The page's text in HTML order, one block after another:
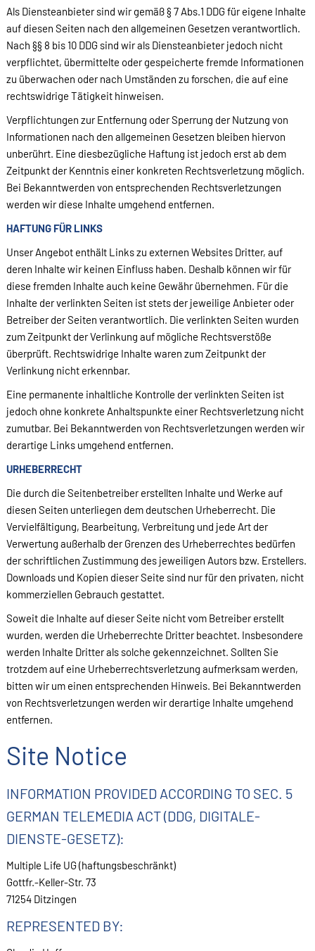
Als Diensteanbieter sind wir gemäß § 7 Abs.1 DDG für eigene Inhalte
auf diesen Seiten nach den allgemeinen Gesetzen verantwortlich.
Nach §§ 8 bis 10 DDG sind wir als Diensteanbieter jedoch nicht
verpflichtet, übermittelte oder gespeicherte fremde Informationen
zu überwachen oder nach Umständen zu forschen, die auf eine
rechtswidrige Tätigkeit hinweisen.
Verpflichtungen zur Entfernung oder Sperrung der Nutzung von
Informationen nach den allgemeinen Gesetzen bleiben hiervon
unberührt. Eine diesbezügliche Haftung ist jedoch erst ab dem
Zeitpunkt der Kenntnis einer konkreten Rechtsverletzung möglich.
Bei Bekanntwerden von entsprechenden Rechtsverletzungen
werden wir diese Inhalte umgehend entfernen.
HAFTUNG FÜR LINKS
Unser Angebot enthält Links zu externen Websites Dritter, auf
deren Inhalte wir keinen Einfluss haben. Deshalb können wir für
diese fremden Inhalte auch keine Gewähr übernehmen. Für die
Inhalte der verlinkten Seiten ist stets der jeweilige Anbieter oder
Betreiber der Seiten verantwortlich. Die verlinkten Seiten wurden
zum Zeitpunkt der Verlinkung auf mögliche Rechtsverstöße
überprüft. Rechtswidrige Inhalte waren zum Zeitpunkt der
Verlinkung nicht erkennbar.
Eine permanente inhaltliche Kontrolle der verlinkten Seiten ist
jedoch ohne konkrete Anhaltspunkte einer Rechtsverletzung nicht
zumutbar. Bei Bekanntwerden von Rechtsverletzungen werden wir
derartige Links umgehend entfernen.
URHEBERRECHT
Die durch die Seitenbetreiber erstellten Inhalte und Werke auf
diesen Seiten unterliegen dem deutschen Urheberrecht. Die
Vervielfältigung, Bearbeitung, Verbreitung und jede Art der
Verwertung außerhalb der Grenzen des Urheberrechtes bedürfen
der schriftlichen Zustimmung des jeweiligen Autors bzw. Erstellers.
Downloads und Kopien dieser Seite sind nur für den privaten, nicht
kommerziellen Gebrauch gestattet.
Soweit die Inhalte auf dieser Seite nicht vom Betreiber erstellt
wurden, werden die Urheberrechte Dritter beachtet. Insbesondere
werden Inhalte Dritter als solche gekennzeichnet. Sollten Sie
trotzdem auf eine Urheberrechtsverletzung aufmerksam werden,
bitten wir um einen entsprechenden Hinweis. Bei Bekanntwerden
von Rechtsverletzungen werden wir derartige Inhalte umgehend
entfernen.
Site Notice
INFORMATION PROVIDED ACCORDING TO SEC. 5
GERMAN TELEMEDIA ACT (DDG, DIGITALE-
DIENSTE-GESETZ):
Multiple Life UG (haftungsbeschränkt)
Gottfr.-Keller-Str. 73
71254 Ditzingen
REPRESENTED BY: